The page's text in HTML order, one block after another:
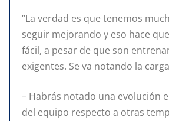
“La verdad es que tenemos
seguir mejorando y eso hace
fácil, a pesar de que son
exigentes. Se va notando la
– Habrás notado una evolución
del equipo respecto a otras